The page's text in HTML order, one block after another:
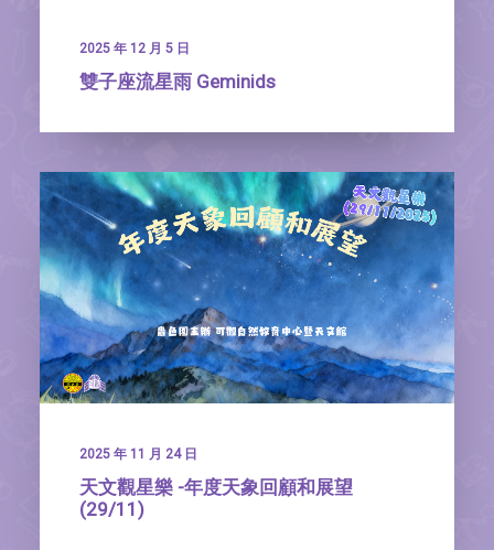
2025 年 12 月 5 日
雙子座流星雨 Geminids
2025 年 11 月 24 日
天文觀星樂 -年度天象回顧和展望
(29/11)